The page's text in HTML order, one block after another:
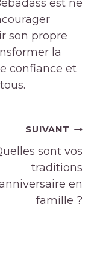
est né
son propre
la
confiance et
SUIVANT
sont vos
traditions
en
famille ?